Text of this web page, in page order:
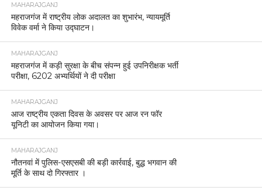
MAHARAJGANJ
महराजगंज में राष्ट्रीय लोक अदालत का शुभारंभ, न्यायमूर्ति
विवेक वर्मा ने किया उद्घाटन।
MAHARAJGANJ
महराजगंज में कड़ी सुरक्षा के बीच संपन्न हुई उपनिरीक्षक भर्ती
परीक्षा, 6202 अभ्यर्थियों ने दी परीक्षा
MAHARAJGANJ
आज राष्ट्रीय एकता दिवस के अवसर पर आज रन फॉर
यूनिटी का आयोजन किया गया।
MAHARAJGANJ
नौतनवां में पुलिस-एसएसबी की बड़ी कार्रवाई, बुद्ध भगवान की
मूर्ति के साथ दो गिरफ्तार ।